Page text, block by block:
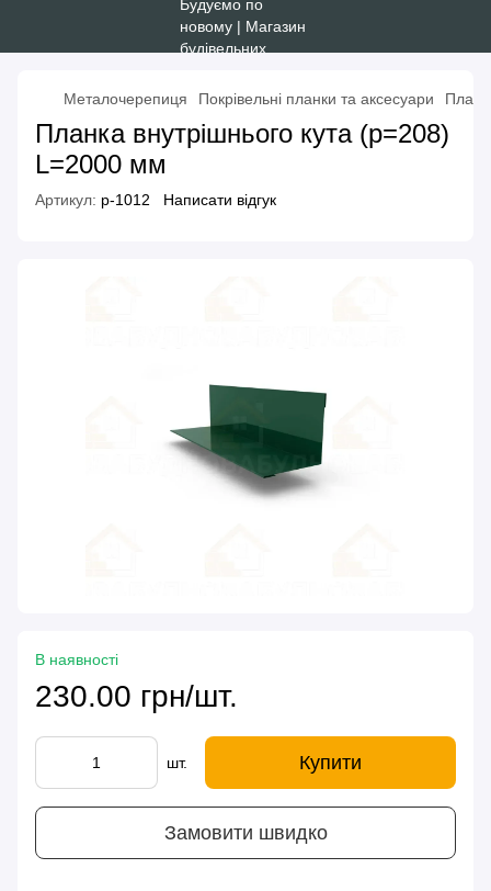
Металочерепиця Покрівельні планки та аксесуари
Планка внутрішнього кута (р=208)
L=2000 мм
Артикул: p-1012 Написати відгук
В наявності
230.00 грн/шт.
шт. Купити
Замовити швидко